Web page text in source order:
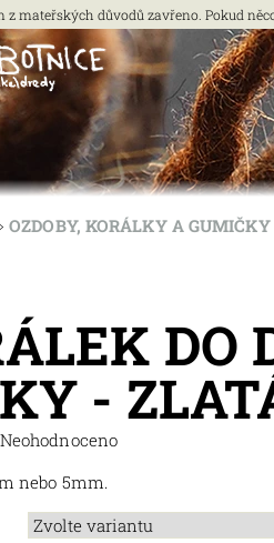
z mateřských důvodů zavřeno. Pokud
OZDOBY, KORÁLKY A GUMIČKY
DO
-
Neohodnoceno
nebo 5mm.